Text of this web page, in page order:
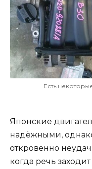
Есть
Японские
надёжными,
откровенно
когда речь